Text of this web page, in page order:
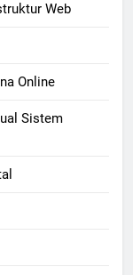
Web
Online
Sistem